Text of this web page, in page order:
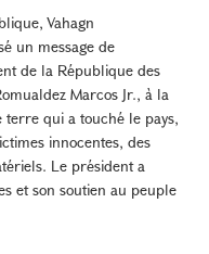
Vahagn
un message de
de la République des
Marcos Jr., à la
qui a touché le pays,
innocentes, des
Le président a
et son soutien au peuple